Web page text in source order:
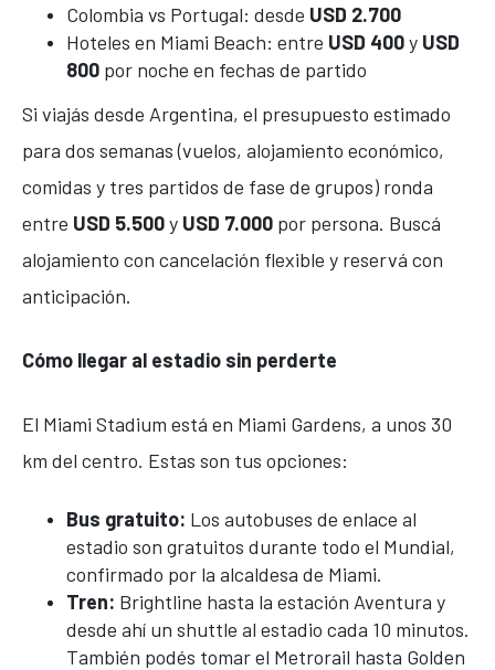
Colombia vs Portugal: desde USD 2.700
Hoteles en Miami Beach: entre USD 400y USD
800 por noche en fechas de partido
Si viajás desde Argentina, el presupuesto estimado
para dos semanas (vuelos, alojamiento económico,
comidas y tres partidos de fase de grupos) ronda
entre USD 5.500y USD 7.000 por persona. Buscá
alojamiento con cancelación flexible y reservá con
anticipación.
Cómo llegar al estadio sin perderte
El Miami Stadium está en Miami Gardens, a unos 30
km del centro. Estas son tus opciones:
Bus gratuito: Los autobuses de enlace al
estadio son gratuitos durante todo el Mundial,
confirmado por la alcaldesa de Miami.
Tren: Brightline hasta la estación Aventura y
desde ahí un shuttle al estadio cada 10 minutos.
También podés tomar el Metrorail hasta Golden